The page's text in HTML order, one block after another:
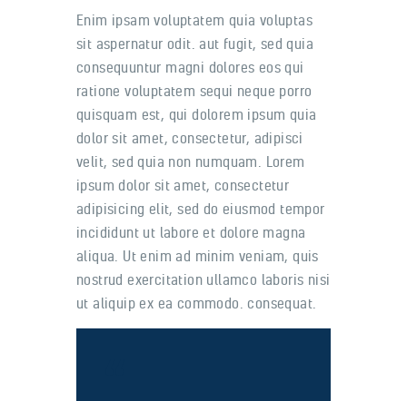
Enim ipsam voluptatem quia voluptas
sit aspernatur odit. aut fugit, sed quia
consequuntur magni dolores eos qui
ratione voluptatem sequi neque porro
quisquam est, qui dolorem ipsum quia
dolor sit amet, consectetur, adipisci
velit, sed quia non numquam. Lorem
ipsum dolor sit amet, consectetur
adipisicing elit, sed do eiusmod tempor
incididunt ut labore et dolore magna
aliqua. Ut enim ad minim veniam, quis
nostrud exercitation ullamco laboris nisi
ut aliquip ex ea commodo. consequat.